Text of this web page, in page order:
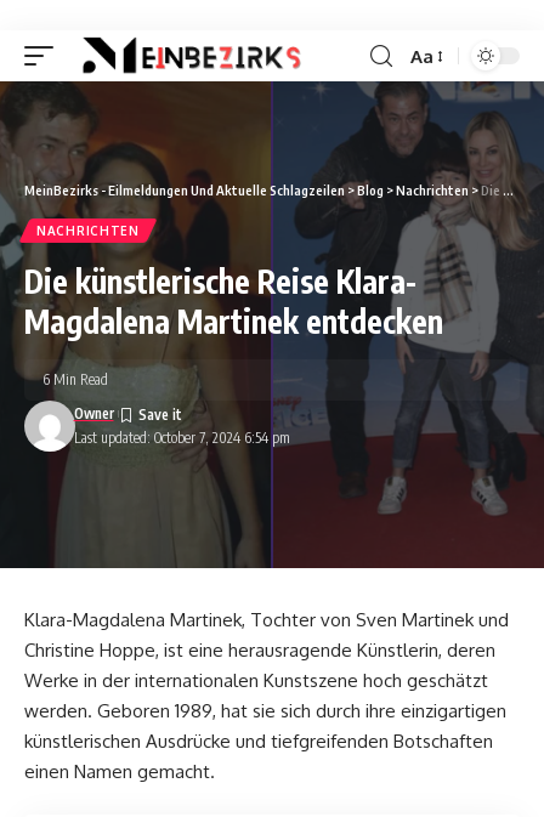
Font
Resizer
Aa
MeinBezirks - Eilmeldungen Und Aktuelle Schlagzeilen>Blog >Nachrichten >Die künstlerische Reise Klara-Magdalena Martinek entdecken
NACHRICHTEN
Die künstlerische Reise Klara-
Magdalena Martinek entdecken
Last updated: October 7, 2024 6:54 pm
Owner
6 Min Read
Klara-Magdalena Martinek, Tochter von Sven Martinek und
Christine Hoppe, ist eine herausragende Künstlerin, deren
Werke in der internationalen Kunstszene hoch geschätzt
werden. Geboren 1989, hat sie sich durch ihre einzigartigen
künstlerischen Ausdrücke und tiefgreifenden Botschaften
einen Namen gemacht.